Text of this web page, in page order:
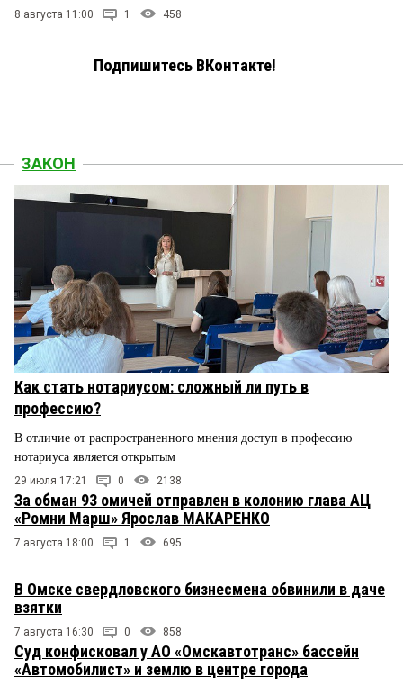
8 августа 11:00 1 458
Подпишитесь ВКонтакте!
ЗАКОН
Как стать нотариусом: сложный ли путь в
профессию?
В отличие от распространенного мнения доступ в профессию
нотариуса является открытым
29 июля 17:21 0 2138
За обман 93 омичей отправлен в колонию глава АЦ
«Ромни Марш» Ярослав МАКАРЕНКО
7 августа 18:00 1 695
В Омске свердловского бизнесмена обвинили в даче
взятки
7 августа 16:30 0 858
Суд конфисковал у АО «Омскавтотранс» бассейн
«Автомобилист» и землю в центре города